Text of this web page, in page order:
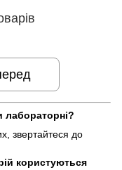
лабораторні?
звертайтеся до
користуються